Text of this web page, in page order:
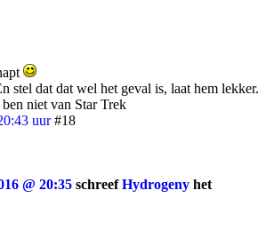
stel dat dat wel het geval is, laat hem lekker.
niet van Star Trek
uur #18
@ 20:35 schreefHydrogeny het